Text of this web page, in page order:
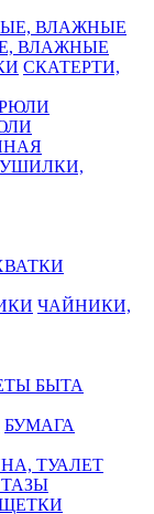
ВЛАЖНЫЕ
СКАТЕРТИ,
ЧАЙНИКИ,
БЫТА
БУМАГА
ТУАЛЕТ